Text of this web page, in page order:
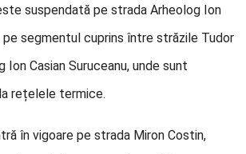
suspendată pe strada Arheolog Ion
pe segmentul cuprins între străzile Tudor
Ion Casian Suruceanu, unde sunt
rețelele termice.
în vigoare pe strada Miron Costin,